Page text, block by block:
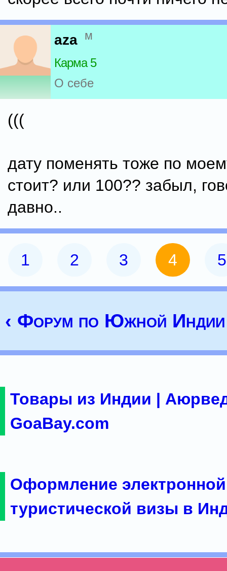
aza м
Карма 5
О себе
(((
дату поменять тоже по
стоит? или 100?? забыл,
давно..
1 2 3 4 5
‹ Форум по Южной
Товары из Индии |
GoaBay.com
Оформление электронной
туристической визы в